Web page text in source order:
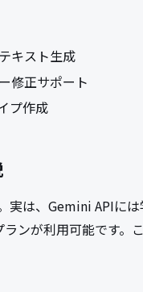
キスト生成
修正サポート
プ作成
実は、Gemini APIに
ンが利用可能です。